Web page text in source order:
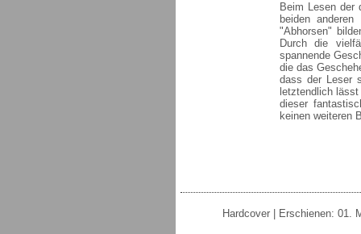
Beim Lesen der
beiden
"Abhorsen"
Durch die
spannende
die das
dass der Leser
letztendlich
dieser
keinen weiteren
Hardcover | Erschienen: 01.